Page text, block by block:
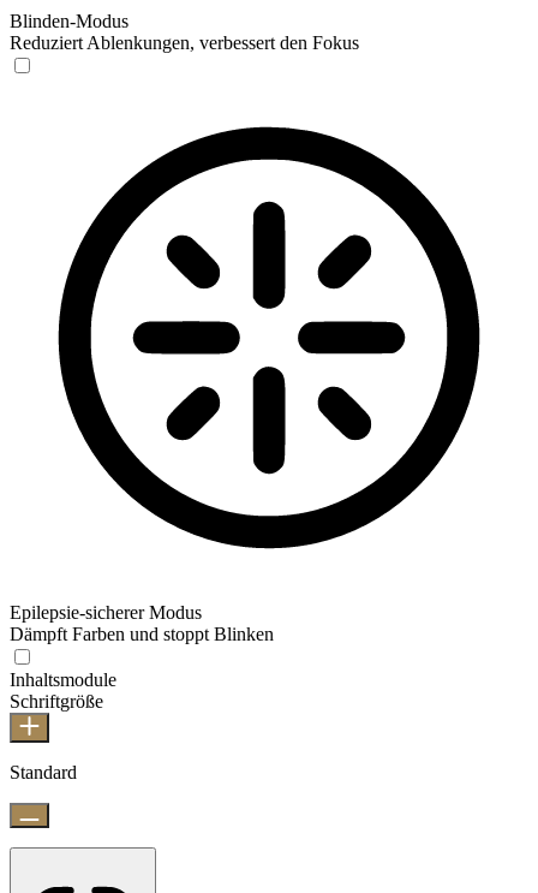
Blinden-Modus
Reduziert Ablenkungen, verbessert den Fokus
Epilepsie-sicherer Modus
Dämpft Farben und stoppt Blinken
Inhaltsmodule
Schriftgröße
Standard